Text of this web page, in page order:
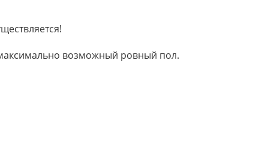
возможный ровный пол.